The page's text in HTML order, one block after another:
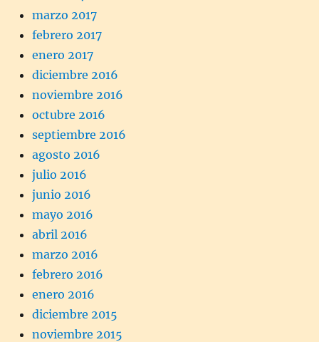
marzo 2017
febrero 2017
enero 2017
diciembre 2016
noviembre 2016
octubre 2016
septiembre 2016
agosto 2016
julio 2016
junio 2016
mayo 2016
abril 2016
marzo 2016
febrero 2016
enero 2016
diciembre 2015
noviembre 2015